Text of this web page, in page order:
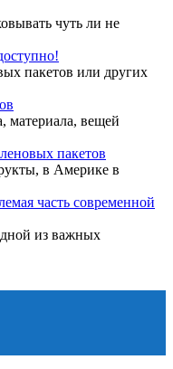
чуть ли не
пакетов или других
материала, вещей
пакетов
в Америке в
часть современной
из важных